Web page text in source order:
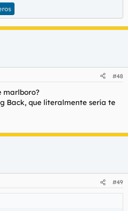
#48
marlboro?
Back, que literalmente sería te
#49